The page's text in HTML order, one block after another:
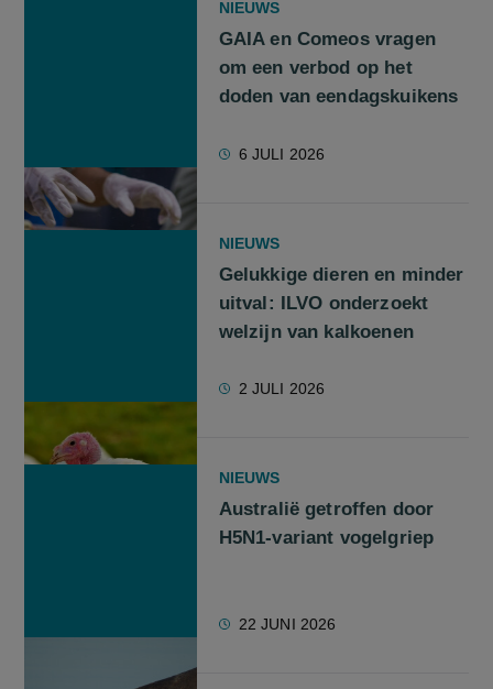
NIEUWS
GAIA en Comeos vragen
om een verbod op het
doden van eendagskuikens
6 JULI 2026
NIEUWS
Gelukkige dieren en minder
uitval: ILVO onderzoekt
welzijn van kalkoenen
2 JULI 2026
NIEUWS
Australië getroffen door
H5N1-variant vogelgriep
22 JUNI 2026